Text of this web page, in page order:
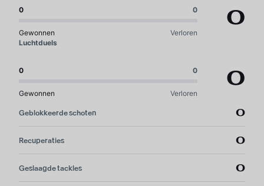
0 0
Gewonnen Verloren
0
Luchtduels
0 0
Gewonnen Verloren
0
Geblokkeerde schoten 0
Recuperaties 0
Geslaagde tackles 0